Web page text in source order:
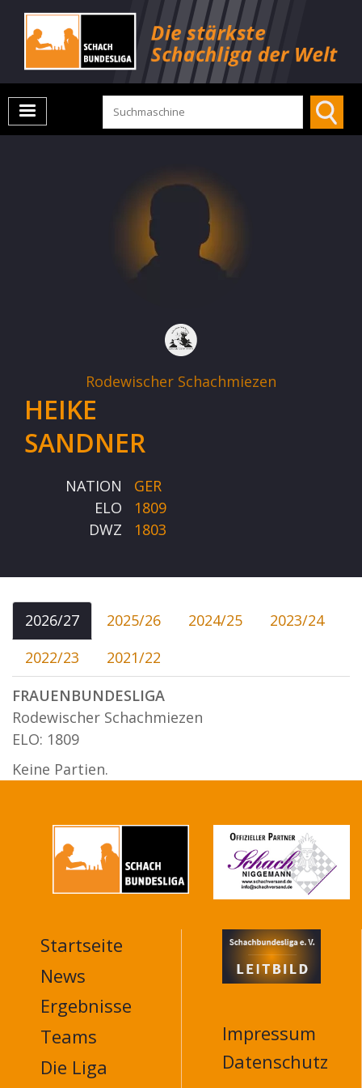
Rodewischer Schachmiezen
HEIKE
SANDNER
NATION
GER
ELO
1809
DWZ
1803
2026/27 2025/26 2024/25
2023/24
2022/23
2021/22
FRAUENBUNDESLIGA
Rodewischer Schachmiezen
ELO: 1809
Keine Partien.
MAIN
NAVIGATION
FOOTER
Startseite
News
Ergebnisse
Teams
Die Liga
Impressum
Datenschutz